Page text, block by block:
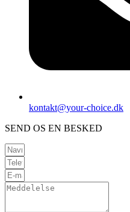
kontakt@your-choice.dk
SEND OS EN BESKED